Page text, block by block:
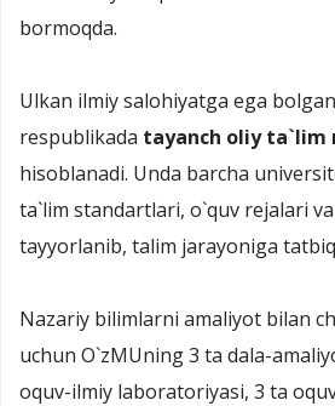
bormoqda.
Ulkan ilmiy salohiyatga ega
respublikada tayanch oliy ta`lim
hisoblanadi. Unda barcha
ta`lim standartlari, o`quv rejalari
tayyorlanib, talim jarayoniga
Nazariy bilimlarni amaliyot bilan
uchun O`zMUning 3 ta dala-
oquv-ilmiy laboratoriyasi, 3 ta